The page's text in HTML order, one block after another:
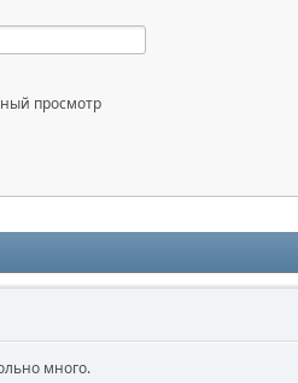
просмотр
много.